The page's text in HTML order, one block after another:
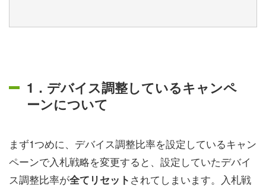
1．デバイス調整しているキャンペ
ーンについて
まず1つめに、デバイス調整比率を設定しているキャン
ペーンで入札戦略を変更すると、設定していたデバイ
ス調整比率が全てリセット されてしまいます。入札戦